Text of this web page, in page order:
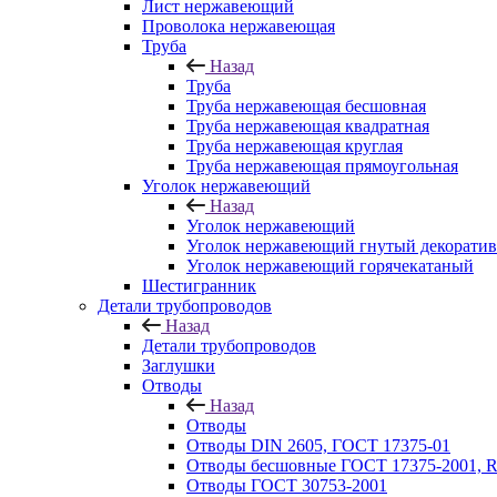
Лист нержавеющий
Проволока нержавеющая
Труба
Назад
Труба
Труба нержавеющая бесшовная
Труба нержавеющая квадратная
Труба нержавеющая круглая
Труба нержавеющая прямоугольная
Уголок нержавеющий
Назад
Уголок нержавеющий
Уголок нержавеющий гнутый
Уголок нержавеющий горячекатаный
Шестигранник
Детали трубопроводов
Назад
Детали трубопроводов
Заглушки
Отводы
Назад
Отводы
Отводы DIN 2605, ГОСТ 17375-01
Отводы бесшовные ГОСТ 17375-2001,
Отводы ГОСТ 30753-2001